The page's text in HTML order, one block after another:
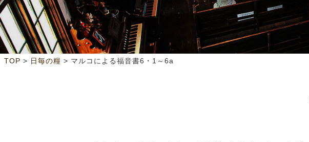
TOP > 日毎の糧 > マルコによる福音書6・1～6a